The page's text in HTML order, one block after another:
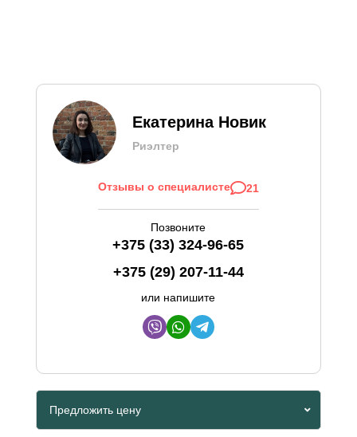
Екатерина Новик
Риэлтер
Отзывы о специалисте 21
Позвоните
+375 (33) 324-96-65
+375 (29) 207-11-44
или напишите
Предложить цену